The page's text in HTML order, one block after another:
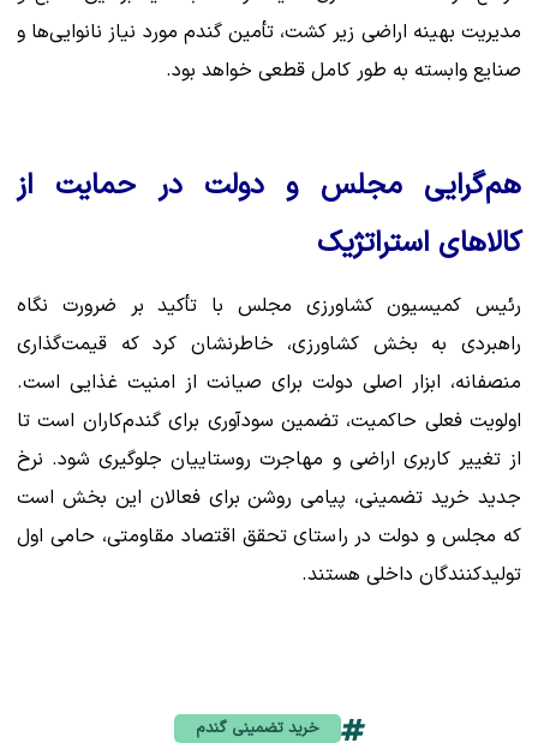
مدیریت بهینه اراضی زیر کشت، تأمین گندم مورد نیاز نانوایی‌ها و
صنایع وابسته به طور کامل قطعی خواهد بود.
هم‌گرایی مجلس و دولت در حمایت از
کالاهای استراتژیک
رئیس کمیسیون کشاورزی مجلس با تأکید بر ضرورت نگاه
راهبردی به بخش کشاورزی، خاطرنشان کرد که قیمت‌گذاری
منصفانه، ابزار اصلی دولت برای صیانت از امنیت غذایی است.
اولویت فعلی حاکمیت، تضمین سودآوری برای گندم‌کاران است تا
از تغییر کاربری اراضی و مهاجرت روستاییان جلوگیری شود. نرخ
جدید خرید تضمینی، پیامی روشن برای فعالان این بخش است
که مجلس و دولت در راستای تحقق اقتصاد مقاومتی، حامی اول
تولیدکنندگان داخلی هستند.
خرید تضمینی گندم